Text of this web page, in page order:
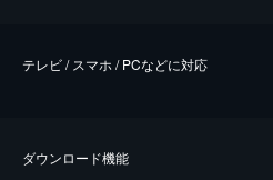
テレビ / スマホ / PCなどに対応
ダウンロード機能